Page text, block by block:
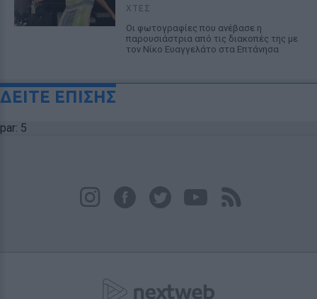
ΧΤΕΣ
Οι φωτογραφίες που ανέβασε η
παρουσιάστρια από τις διακοπές της με
τον Νίκο Ευαγγελάτο στα Επτάνησα
ΔΕΙΤΕ ΕΠΙΣΗΣ
par: 5